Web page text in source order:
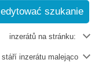
edytować szukanie
inzerátů na stránku:
stáří inzerátu malejąco